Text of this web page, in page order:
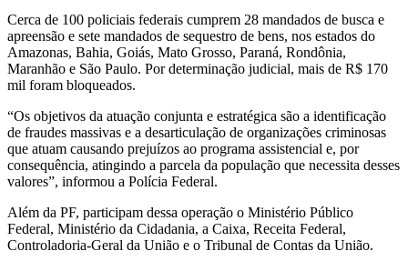
Cerca de 100 policiais federais cumprem 28 mandados de busca e
apreensão e sete mandados de sequestro de bens, nos estados do
Amazonas, Bahia, Goiás, Mato Grosso, Paraná, Rondônia,
Maranhão e São Paulo. Por determinação judicial, mais de R$ 170
mil foram bloqueados.
“Os objetivos da atuação conjunta e estratégica são a identificação
de fraudes massivas e a desarticulação de organizações criminosas
que atuam causando prejuízos ao programa assistencial e, por
consequência, atingindo a parcela da população que necessita desses
valores”, informou a Polícia Federal.
Além da PF, participam dessa operação o Ministério Público
Federal, Ministério da Cidadania, a Caixa, Receita Federal,
Controladoria-Geral da União e o Tribunal de Contas da União.